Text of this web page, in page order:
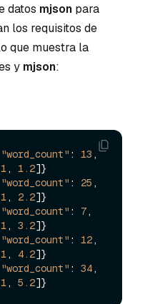
datos mjson para
los requisitos de
que muestra la
y mjson:
"word_count" : 13 ,
, 1.2]}
"word_count" : 25 ,
, 2.2]}
"word_count" : 7,
, 3.2]}
"word_count" : 12,
, 4.2]}
"word_count" : 34,
, 5.2]}